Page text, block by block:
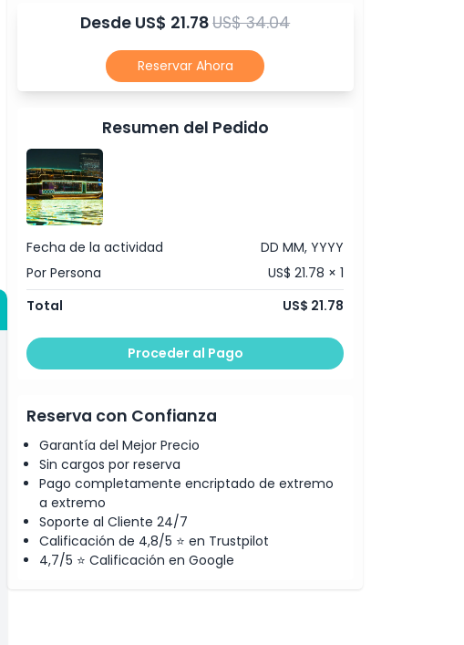
Desde US$ 21.78US$ 34.04
Reservar Ahora
Resumen del Pedido
Fecha de la actividad
DD MM, YYYY
Por Persona
US$ 21.78 × 1
Total
US$ 21.78
Proceder al Pago
Reserva con Confianza
Garantía del Mejor Precio
Sin cargos por reserva
Pago completamente encriptado de extremo
a extremo
Soporte al Cliente 24/7
Calificación de 4,8/5 ⭐ en Trustpilot
4,7/5 ⭐ Calificación en Google